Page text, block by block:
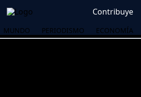
Contribuye
MUNDO PERIODISMO ECONOMÍA